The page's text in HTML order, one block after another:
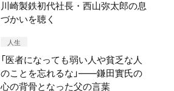
川崎製鉄初代社長・西山弥太郎の息
づかいを聴く
人生
「医者になっても弱い人や貧乏な人
のことを忘れるな」——鎌田實氏の
心の背骨となった父の言葉